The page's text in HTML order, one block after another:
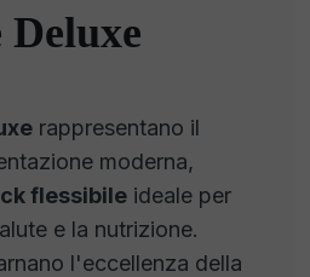
rappresentano il
moderna,
flessibile ideale per
e la nutrizione.
l'eccellenza della